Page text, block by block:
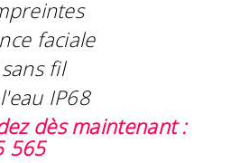
faciale
fil
IP68
dès maintenant :
565